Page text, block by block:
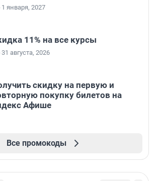
января, 2027
11% на все курсы
августа, 2026
скидку на первую и
покупку билетов на
Афише
Все промокоды